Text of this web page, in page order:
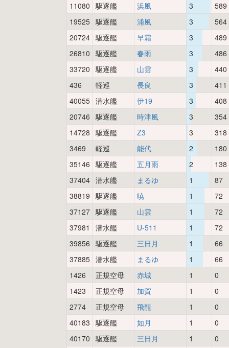
11080 駆逐艦 浜風 3
589
19525 駆逐艦 浦風 3
564
20724 駆逐艦 早霜 3
489
26810 駆逐艦 春雨 3
486
33720 駆逐艦 山雲 3
440
436
軽巡 長良 3
411
40055 潜水艦 伊19 3
408
20746 駆逐艦 時津風 3
354
14728 駆逐艦 Z3 3
318
3469
軽巡 能代 2
180
35146 駆逐艦 五月雨 2
138
37404 潜水艦 まるゆ 1
87
38819 駆逐艦 暁 1
72
37127 駆逐艦 山雲 1
72
37981
潜水艦 U-511 1
72
39856 駆逐艦 三日月 1
66
37885 潜水艦 まるゆ 1
66
1426
正規空母 赤城 1
0
1423
正規空母 加賀 1
0
2774
正規空母 飛龍 1
0
40183 駆逐艦 如月 1
0
40170 駆逐艦 三日月 1 0